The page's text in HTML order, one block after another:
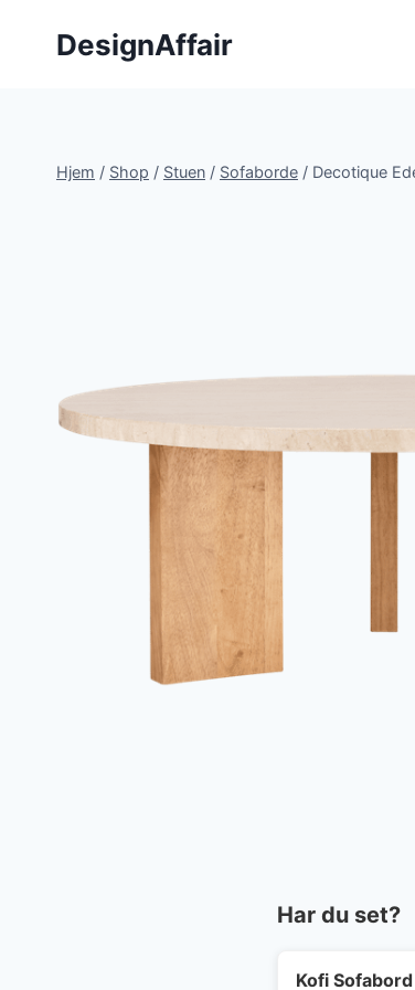
DesignAffair
Hjem / Shop / Stuen / Sofaborde / Decotique
Har du set?
Kofi